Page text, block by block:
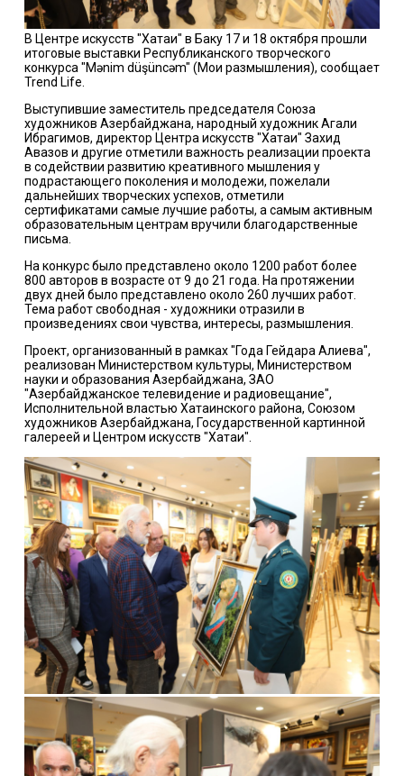
В Центре искусств "Хатаи" в Баку 17 и 18 октября прошли
итоговые выставки Республиканского творческого
конкурса "Mənim düşüncəm" (Мои размышления), сообщает
Trend Life.
Выступившие заместитель председателя Союза
художников Азербайджана, народный художник Агали
Ибрагимов, директор Центра искусств "Хатаи" Захид
Авазов и другие отметили важность реализации проекта
в содействии развитию креативного мышления у
подрастающего поколения и молодежи, пожелали
дальнейших творческих успехов, отметили
сертификатами самые лучшие работы, а самым активным
образовательным центрам вручили благодарственные
письма.
На конкурс было представлено около 1200 работ более
800 авторов в возрасте от 9 до 21 года. На протяжении
двух дней было представлено около 260 лучших работ.
Тема работ свободная - художники отразили в
произведениях свои чувства, интересы, размышления.
Проект, организованный в рамках "Года Гейдара Алиева",
реализован Министерством культуры, Министерством
науки и образования Азербайджана, ЗАО
"Азербайджанское телевидение и радиовещание",
Исполнительной властью Хатаинского района, Союзом
художников Азербайджана, Государственной картинной
галереей и Центром искусств "Хатаи".